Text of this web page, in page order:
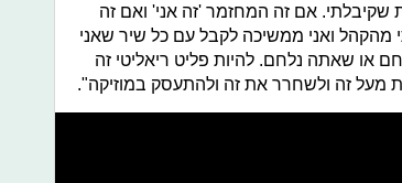
אם זה המחזמר 'זה אני' ואם זה
מהקהל ואני ממשיכה לקבל עם כל שיר שאני
או שאתה נלחם. להיות פליט ריאליטי זה
מעל זה ולשחרר את זה ולהתעסק במוזיקה".